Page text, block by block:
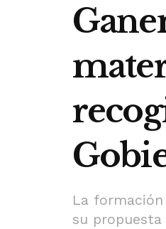
La
su